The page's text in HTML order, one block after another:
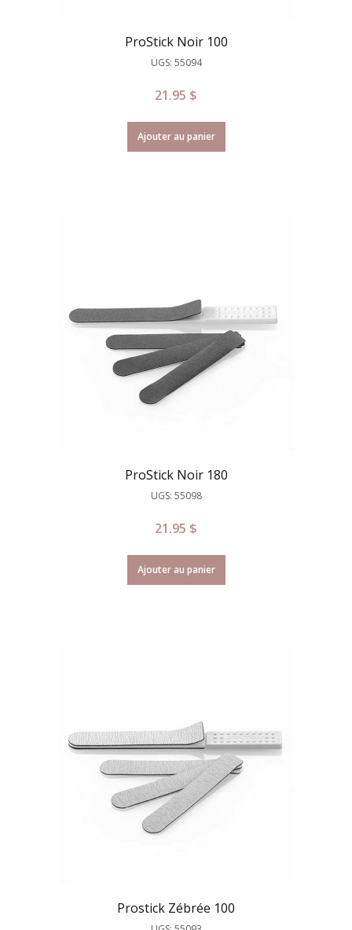
ProStick Noir 100
UGS: 55094
21.95 $
Ajouter au panier
ProStick Noir 180
UGS: 55098
21.95 $
Ajouter au panier
Prostick Zébrée 100